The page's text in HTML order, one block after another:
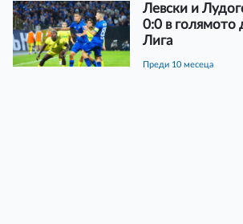
Левски и
0:0 в голямото
Лига
преди 10 месеца